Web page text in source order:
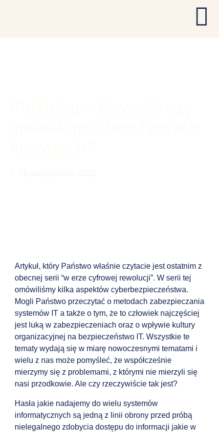
Artykuł, który Państwo właśnie czytacie jest ostatnim z
obecnej serii “w erze cyfrowej rewolucji”. W serii tej
omówiliśmy kilka aspektów cyberbezpieczeństwa.
Mogli Państwo przeczytać o metodach zabezpieczania
systemów IT a także o tym, że to człowiek najczęściej
jest luką w zabezpieczeniach oraz o wpływie kultury
organizacyjnej na bezpieczeństwo IT. Wszystkie te
tematy wydają się w miarę nowoczesnymi tematami i
wielu z nas może pomyśleć, że współcześnie
mierzymy się z problemami, z którymi nie mierzyli się
nasi przodkowie. Ale czy rzeczywiście tak jest?
Hasła jakie nadajemy do wielu systemów
informatycznych są jedną z linii obrony przed próbą
nielegalnego zdobycia dostępu do informacji jakie w